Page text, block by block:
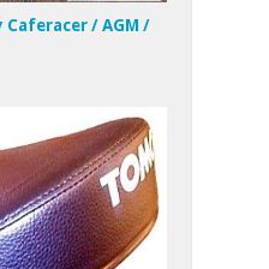
/ AGM /